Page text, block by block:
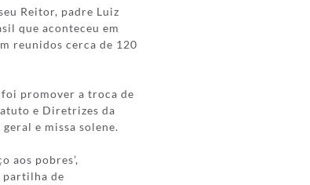
Reitor, padre Luiz
que aconteceu em
reunidos cerca de 120
promover a troca de
e Diretrizes da
e missa solene.
aos pobres’,
partilha de